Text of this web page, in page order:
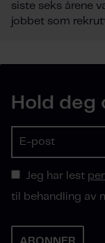
siste seks årene
jobbet som
Hold deg
Jeg har lest
til behandling av